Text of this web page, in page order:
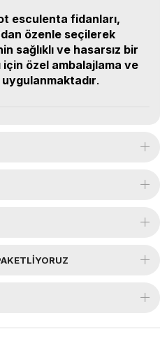
esculenta fidanları,
özenle seçilerek
sağlıklı ve hasarsız bir
için özel ambalajlama ve
.